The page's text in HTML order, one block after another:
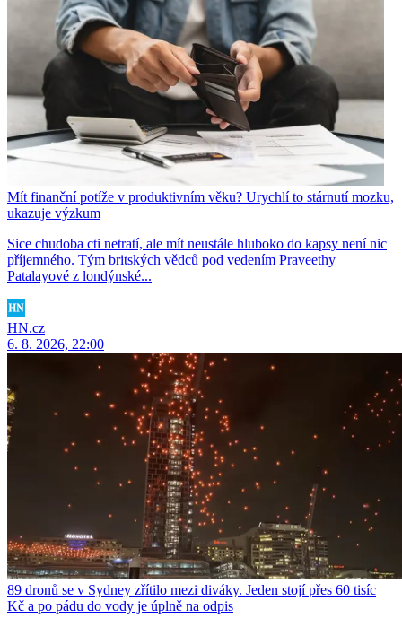
Mít finanční potíže v produktivním věku? Urychlí to stárnutí mozku,
ukazuje výzkum
Sice chudoba cti netratí, ale mít neustále hluboko do kapsy není nic
příjemného. Tým britských vědců pod vedením Praveethy
Patalayové z londýnské...
HN.cz
6. 8. 2026, 22:00
89 dronů se v Sydney zřítilo mezi diváky. Jeden stojí přes 60 tisíc
Kč a po pádu do vody je úplně na odpis